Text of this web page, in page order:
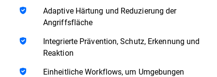
Adaptive Härtung und Reduzierung der
Angriffsfläche
Integrierte Prävention, Schutz, Erkennung und
Reaktion
Einheitliche Workflows, um Umgebungen